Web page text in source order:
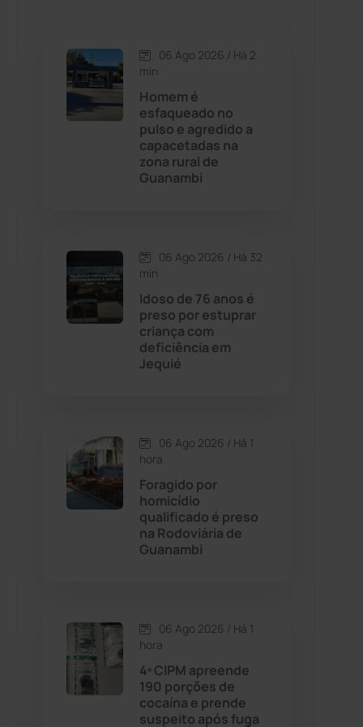
Caetité (1504)
Candiba
Cândido Sales (120)
Caturama
Chapada Diamantina (430)
Cordeiros
Dom Basílio
Érico Cardoso
Esportes (522)
(24)
06 Ago 2026 / Há 2
min
Homem é
esfaqueado no
pulso e agredido a
capacetadas na
zona rural de
Guanambi
06 Ago 2026 / Há 32
min
Idoso de 76 anos é
preso por estuprar
criança com
deficiência em
Jequié
06 Ago 2026 / Há 1
hora
Foragido por
homicídio
qualificado é preso
na Rodoviária de
Guanambi
06 Ago 2026 / Há 1
hora
4ª CIPM apreende
190 porções de
cocaína e prende
suspeito após fuga